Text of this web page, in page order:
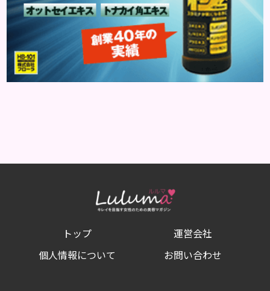
トップ
運営会社
個人情報について
お問い合わせ